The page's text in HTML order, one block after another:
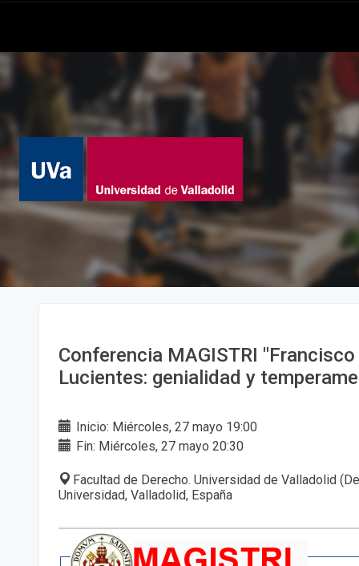
Conferencia MAGISTRI "Francisco
Lucientes: genialidad y
Inicio: Miércoles, 27 mayo 19:00
Fin: Miércoles, 27 mayo 20:30
Facultad de Derecho. Universidad de Valladolid
Universidad, Valladolid, España